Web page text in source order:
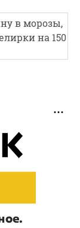
в морозы,
на 150